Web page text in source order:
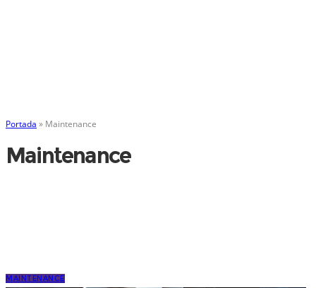
Portada » Maintenance
Maintenance
MAINTENANCE